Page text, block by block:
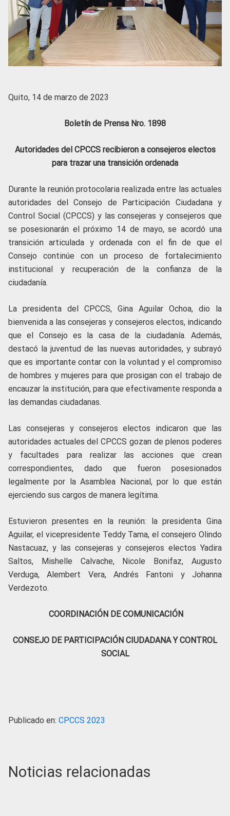
Quito, 14 de marzo de 2023
Boletín de Prensa Nro. 1898
Autoridades del CPCCS recibieron a consejeros electos
para trazar una transición ordenada
Durante la reunión protocolaria realizada entre las actuales
autoridades del Consejo de Participación Ciudadana y
Control Social (CPCCS) y las consejeras y consejeros que
se posesionarán el próximo 14 de mayo, se acordó una
transición articulada y ordenada con el fin de que el
Consejo continúe con un proceso de fortalecimiento
institucional y recuperación de la confianza de la
ciudadanía.
La presidenta del CPCCS, Gina Aguilar Ochoa, dio la
bienvenida a las consejeras y consejeros electos, indicando
que el Consejo es la casa de la ciudadanía. Además,
destacó la juventud de las nuevas autoridades, y subrayó
que es importante contar con la voluntad y el compromiso
de hombres y mujeres para que prosigan con el trabajo de
encauzar la institución, para que efectivamente responda a
las demandas ciudadanas.
Las consejeras y consejeros electos indicaron que las
autoridades actuales del CPCCS gozan de plenos poderes
y facultades para realizar las acciones que crean
correspondientes, dado que fueron posesionados
legalmente por la Asamblea Nacional, por lo que están
ejerciendo sus cargos de manera legítima.
Estuvieron presentes en la reunión: la presidenta Gina
Aguilar, el vicepresidente Teddy Tama, el consejero Olindo
Nastacuaz, y las consejeras y consejeros electos Yadira
Saltos, Mishelle Calvache, Nicole Bonifaz, Augusto
Verduga, Alembert Vera, Andrés Fantoni y Johanna
Verdezoto.
COORDINACIÓN DE COMUNICACIÓN
CONSEJO DE PARTICIPACIÓN CIUDADANA Y CONTROL
SOCIAL
Publicado en: CPCCS 2023
Noticias relacionadas